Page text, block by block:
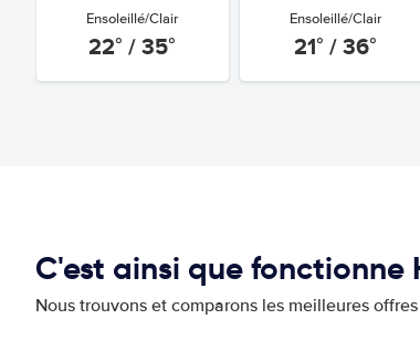
Ensoleillé/Clair
22° / 35°
Ensoleillé/Clair
21° / 36°
C'est ainsi que fonctionne
Nous trouvons et comparons les meilleures offres